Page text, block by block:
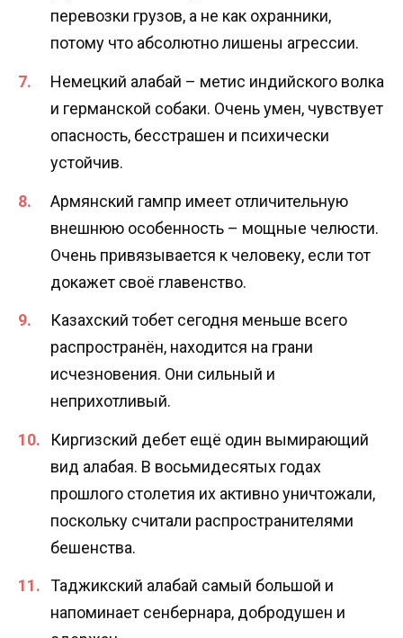
перевозки грузов, а не как охранники,
потому что абсолютно лишены агрессии.
Немецкий алабай – метис индийского волка
и германской собаки. Очень умен, чувствует
опасность, бесстрашен и психически
устойчив.
Армянский гампр имеет отличительную
внешнюю особенность – мощные челюсти.
Очень привязывается к человеку, если тот
докажет своё главенство.
Казахский тобет сегодня меньше всего
распространён, находится на грани
исчезновения. Они сильный и
неприхотливый.
Киргизский дебет ещё один вымирающий
вид алабая. В восьмидесятых годах
прошлого столетия их активно уничтожали,
поскольку считали распространителями
бешенства.
Таджикский алабай самый большой и
напоминает сенбернара, добродушен и